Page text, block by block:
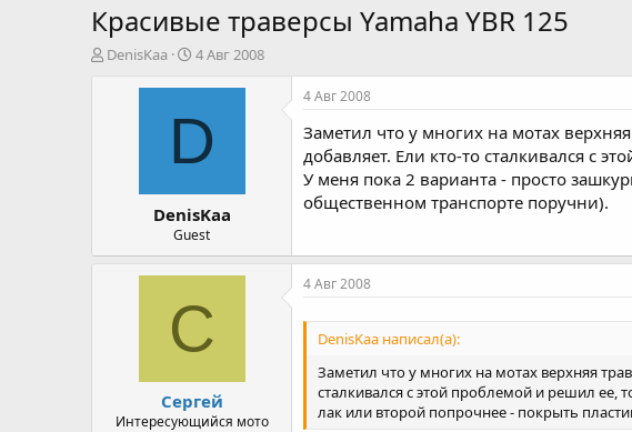
Красивые траверсы Yamaha YBR 125
А
DenisKaa
Д
т
н
а
а
л
а
4 Авг 2008
D
DenisKaa
Guest
4 Авг 2008
Заметил что у многих на мотах
добавляет. Ели кто-то сталкивался с
У меня пока 2 варианта - просто
общественном транспорте поручни).
С
Сергей
Интересующийся мото
4 Авг 2008
DenisKaa написал(а):
Заметил что у многих на мотах верхняя
сталкивался с этой проблемой и решил ее,
лак или второй попрочнее - покрыть